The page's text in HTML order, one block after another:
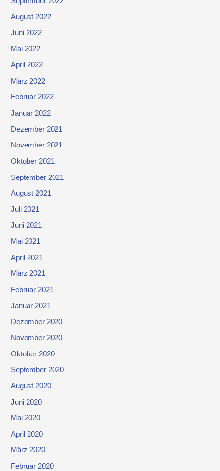
August 2022
Juni 2022
Mai 2022
April 2022
März 2022
Februar 2022
Januar 2022
Dezember 2021
November 2021
Oktober 2021
September 2021
August 2021
Juli 2021
Juni 2021
Mai 2021
April 2021
März 2021
Februar 2021
Januar 2021
Dezember 2020
November 2020
Oktober 2020
September 2020
August 2020
Juni 2020
Mai 2020
April 2020
März 2020
Februar 2020